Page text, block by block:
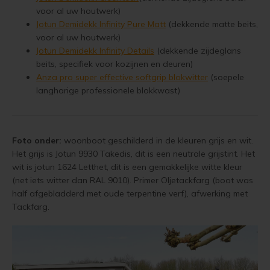
voor al uw houtwerk)
Jotun Demidekk Infinity Pure Matt (dekkende matte beits,
voor al uw houtwerk)
Jotun Demidekk Infinity Details (dekkende zijdeglans
beits, specifiek voor kozijnen en deuren)
Anza pro super effective softgrip blokwitter (soepele
langharige professionele blokkwast)
Foto onder: woonboot geschilderd in de kleuren grijs en wit.
Het grijs is Jotun 9930 Takedis, dit is een neutrale grijstint. Het
wit is jotun 1624 Letthet, dit is een gemakkelijke witte kleur
(net iets witter dan RAL 9010). Primer Oljetackfarg (boot was
half afgebladderd met oude terpentine verf), afwerking met
Tackfarg.